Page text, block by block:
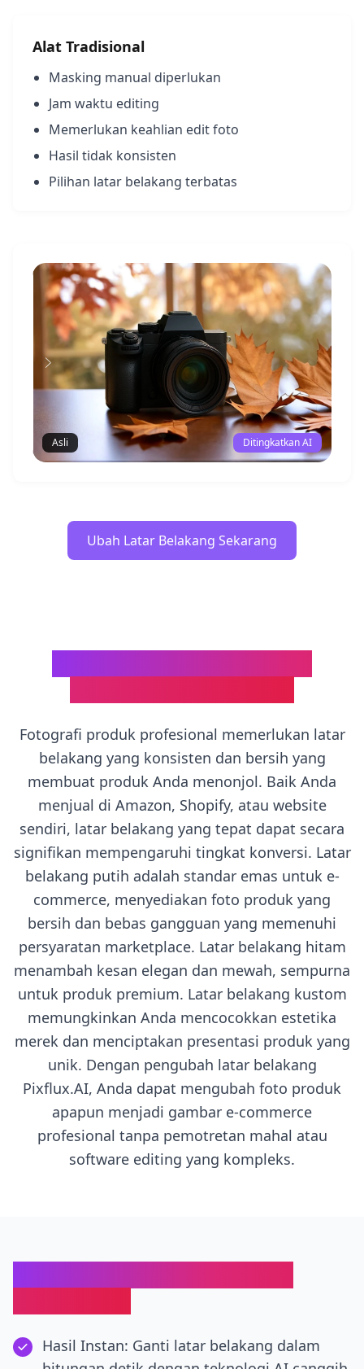
Alat Tradisional
Masking manual diperlukan
Jam waktu editing
Memerlukan keahlian edit foto
Hasil tidak konsisten
Pilihan latar belakang terbatas
Asli Ditingkatkan AI
Ubah Latar Belakang Sekarang
Fotografi produk profesional memerlukan latar
belakang yang konsisten dan bersih yang
membuat produk Anda menonjol. Baik Anda
menjual di Amazon, Shopify, atau website
sendiri, latar belakang yang tepat dapat secara
signifikan mempengaruhi tingkat konversi. Latar
belakang putih adalah standar emas untuk e-
commerce, menyediakan foto produk yang
bersih dan bebas gangguan yang memenuhi
persyaratan marketplace. Latar belakang hitam
menambah kesan elegan dan mewah, sempurna
untuk produk premium. Latar belakang kustom
memungkinkan Anda mencocokkan estetika
merek dan menciptakan presentasi produk yang
unik. Dengan pengubah latar belakang
Pixflux.AI, Anda dapat mengubah foto produk
apapun menjadi gambar e-commerce
profesional tanpa pemotretan mahal atau
software editing yang kompleks.
Hasil Instan: Ganti latar belakang dalam